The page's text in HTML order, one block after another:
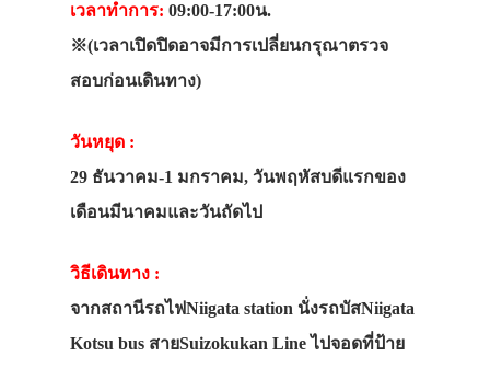
เวลาทำการ: 09:00-17:00น.
※(เวลาเปิดปิดอาจมีการเปลี่ยนกรุณาตรวจ
สอบก่อนเดินทาง)
วันหยุด :
29 ธันวาคม-1 มกราคม, วันพฤหัสบดีแรกของ
เดือนมีนาคมและวันถัดไป
วิธีเดินทาง :
จากสถานีรถไฟNiigata station นั่งรถบัสNiigata
Kotsu bus สายSuizokukan Line ไปจอดที่ป้าย